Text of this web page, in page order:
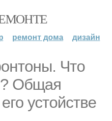
ремонт дома дизайн
Что
Общая
устойстве